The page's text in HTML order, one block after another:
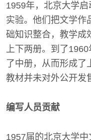
1959年，北京大学
实验。他们把文学作
础知识整合，教学成
上下两册。到了
了中册，从而形成
教材并未对外公开发
编写人员贡献
1957届的北京大学